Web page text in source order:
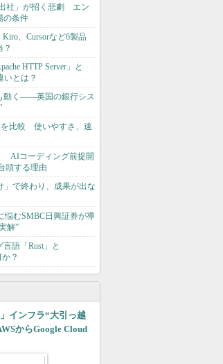
社」が招く悲劇 エン
の条件
Kiro、Cursorなど6製品
？
HTTP Server」と
いとは？
動く――英国の銀行シス
を比較 使いやすさ、速
AIコーディング前提開
頭する理由
で終わり、成果が出な
悩むSMBC日興証券が導
解”
語「Rust」と
？
インフラ“大引っ越
からGoogle Cloud